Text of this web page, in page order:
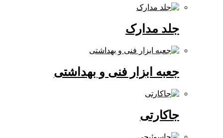
جلد مدارک
جعبه ابزار فنی و بهداشتی